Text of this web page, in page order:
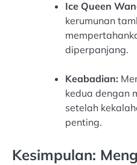
Ice Queen
kerumunan
diperpanjang.
Keabadian:
kedua dengan
setelah
penting.
Kesimpulan: